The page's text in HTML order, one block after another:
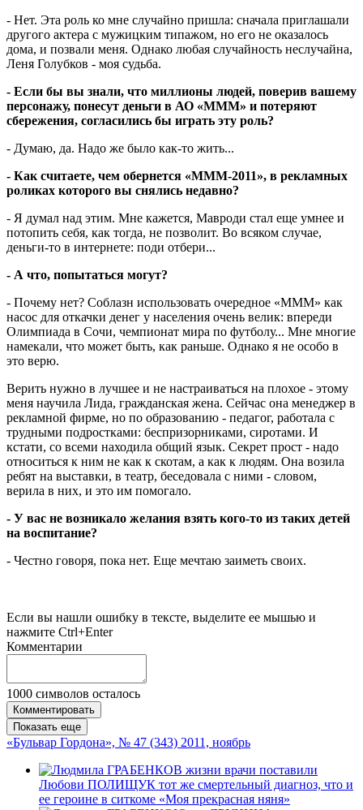
- Нет. Эта роль ко мне случайно пришла: сначала приглашали
другого актера с мужицким типажом, но его не оказалось
дома, и позвали меня. Однако любая случайность неслучайна,
Леня Голубков - моя судьба.
- Если бы вы знали, что миллионы людей, поверив вашему
персонажу, понесут деньги в АО «МММ» и потеряют
сбережения, согласились бы играть эту роль?
- Думаю, да. Надо же было как-то жить...
- Как считаете, чем обернется «МММ-2011», в рекламных
роликах которого вы снялись недавно?
- Я думал над этим. Мне кажется, Мавроди стал еще умнее и
потопить себя, как тогда, не позволит. Во всяком случае,
деньги-то в интернете: поди отбери...
- А что, попытаться могут?
- Почему нет? Соблазн использовать очередное «МММ» как
насос для откачки денег у населения очень велик: впереди
Олимпиада в Сочи, чемпионат мира по футболу... Мне многие
намекали, что может быть, как раньше. Однако я не особо в
это верю.
Верить нужно в лучшее и не настраиваться на плохое - этому
меня научила Лида, гражданская жена. Сейчас она менеджер в
рекламной фирме, но по образованию - педагог, работала с
трудными подростками: беспризорниками, сиротами. И
кстати, со всеми находила общий язык. Секрет прост - надо
относиться к ним не как к скотам, а как к людям. Она возила
ребят на выставки, в театр, беседовала с ними - словом,
верила в них, и это им помогало.
- У вас не возникало желания взять кого-то из таких детей
на воспитание?
- Честно говоря, пока нет. Еще мечтаю заиметь своих.
Если вы нашли ошибку в тексте, выделите ее мышью и
нажмите Ctrl+Enter
Комментарии
1000 символов осталось
Комментировать
Показать еще
«Бульвар Гордона», № 47 (343) 2011, ноябрь
В жизни врачи поставили
Любови ПОЛИЩУК тот же смертельный диагноз, что и
ее героине в ситкоме «Моя прекрасная няня»